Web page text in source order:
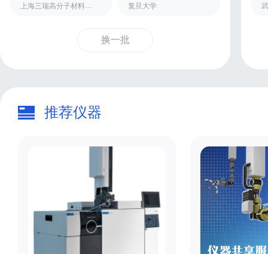
上海三瑞高分子材料有限公司 复旦大学
换一批
推荐仪器